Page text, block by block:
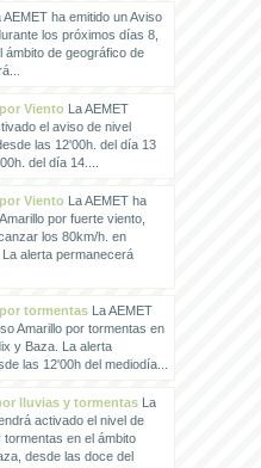
ha emitido un Aviso
los próximos días 8,
ámbito de geográfico de
VientoLa AEMET
el aviso de nivel
las 12'00h. del día 13
del día 14....
VientoLa AEMET ha
por fuerte viento,
los 80km/h. en
alerta permanecerá
tormentasLa AEMET
Amarillo por tormentas en
y Baza. La alerta
las 12'00h del mediodía...
lluvias y tormentasLa
activado el nivel de
en el ámbito
desde las doce del